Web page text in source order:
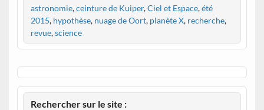
astronomie,ceinture de Kuiper,Ciel et Espace,été
2015, hypothèse, nuage de Oort, planète X, recherche,
revue,science
Rechercher sur le site :